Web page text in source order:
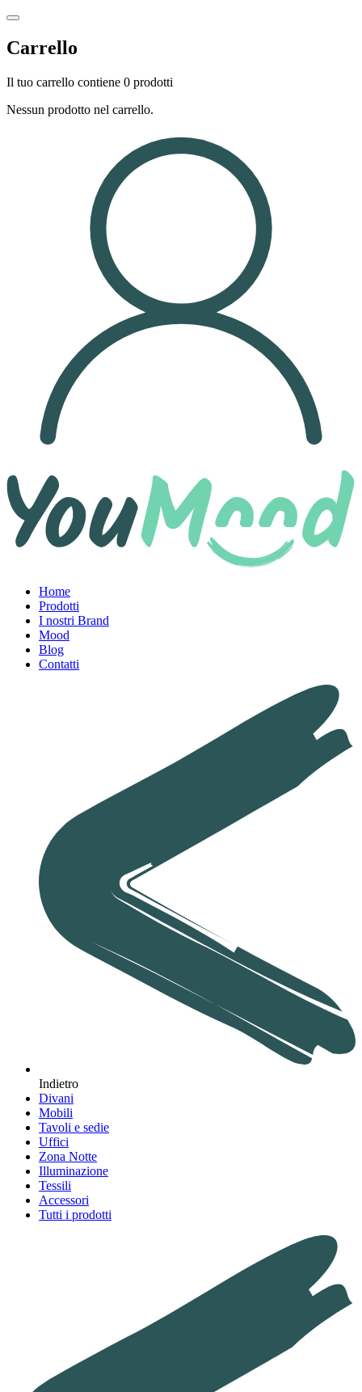
Carrello
Il tuo carrello contiene 0 prodotti
Nessun prodotto nel carrello.
Home
Prodotti
I nostri Brand
Mood
Blog
Contatti
Indietro
Divani
Mobili
Tavoli e sedie
Uffici
Zona Notte
Illuminazione
Tessili
Accessori
Tutti i prodotti